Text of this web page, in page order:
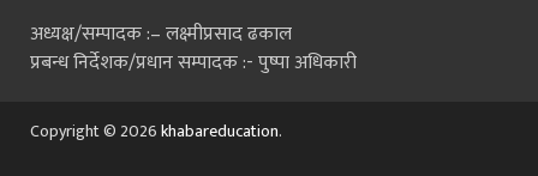
अध्यक्ष/सम्पादक :– लक्ष्मीप्रसाद ढकाल
प्रबन्ध निर्देशक/प्रधान सम्पादक :- पुष्पा अधिकारी
Copyright © 2026khabareducation.